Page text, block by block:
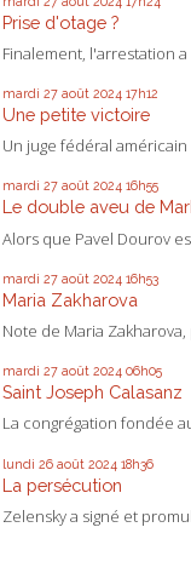
Prise d'otage ?
Finalement, l'arrestation
mardi 27 août 2024 17h12
Une petite victoire
Un juge fédéral
mardi 27 août 2024 16h55
Le double aveu de
Alors que Pavel Dourov
mardi 27 août 2024 16h53
Maria Zakharova
Note de Maria
mardi 27 août 2024 06h05
Saint Joseph Calasanz
La congrégation fondée
lundi 26 août 2024 18h36
La persécution
Zelensky a signé et